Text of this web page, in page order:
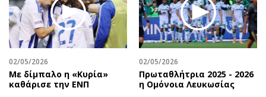
02/05/2026
Με δίμπαλο η «Κυρία»
καθάρισε την ΕΝΠ
02/05/2026
Πρωταθλήτρια 2025 - 2026
η Ομόνοια Λευκωσίας